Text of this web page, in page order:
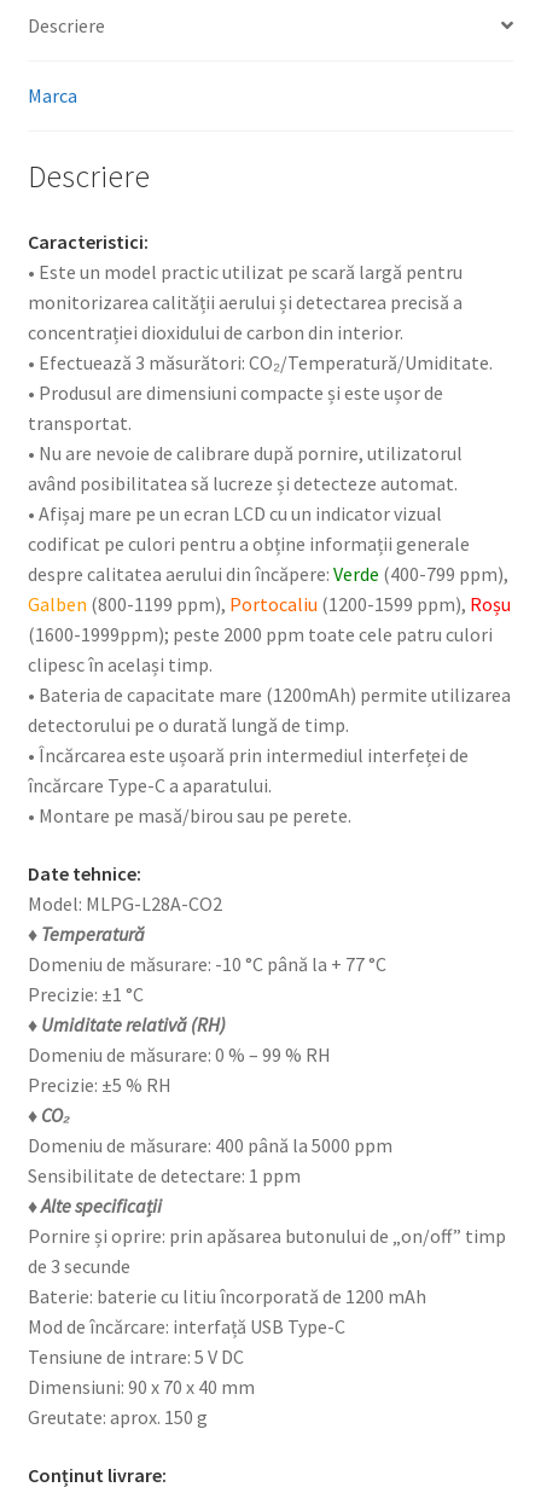
Descriere
Marca
Descriere
Caracteristici:
• Este un model practic utilizat pe scară largă pentru
monitorizarea calității aerului și detectarea precisă a
concentrației dioxidului de carbon din interior.
• Efectuează 3 măsurători: CO₂/Temperatură/Umiditate.
• Produsul are dimensiuni compacte și este ușor de
transportat.
• Nu are nevoie de calibrare după pornire, utilizatorul
având posibilitatea să lucreze și detecteze automat.
• Afișaj mare pe un ecran LCD cu un indicator vizual
codificat pe culori pentru a obține informații generale
despre calitatea aerului din încăpere: Verde (400-799 ppm),
Galben (800-1199 ppm), Portocaliu (1200-1599 ppm), Roșu
(1600-1999ppm); peste 2000 ppm toate cele patru culori
clipesc în același timp.
• Bateria de capacitate mare (1200mAh) permite utilizarea
detectorului pe o durată lungă de timp.
• Încărcarea este ușoară prin intermediul interfeței de
încărcare Type-C a aparatului.
• Montare pe masă/birou sau pe perete.
Date tehnice:
Model: MLPG-L28A-CO2
♦ Temperatură
Domeniu de măsurare: -10 °C până la + 77 °C
Precizie: ±1 °C
♦ Umiditate relativă (RH)
Domeniu de măsurare: 0 % – 99 % RH
Precizie: ±5 % RH
♦ CO₂
Domeniu de măsurare: 400 până la 5000 ppm
Sensibilitate de detectare: 1 ppm
♦ Alte specificații
Pornire și oprire: prin apăsarea butonului de „on/off” timp
de 3 secunde
Baterie: baterie cu litiu încorporată de 1200 mAh
Mod de încărcare: interfață USB Type-C
Tensiune de intrare: 5 V DC
Dimensiuni: 90 x 70 x 40 mm
Greutate: aprox. 150 g
Conținut livrare: